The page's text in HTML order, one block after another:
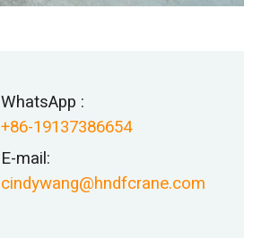
WhatsApp :
+86-19137386654
E-mail:
cindywang@hndfcrane.com